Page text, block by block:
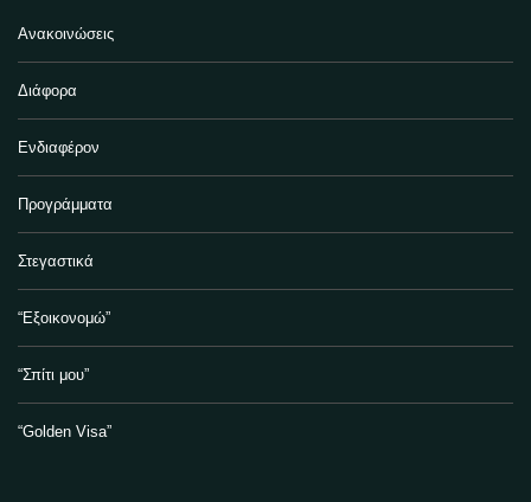
Ανακοινώσεις
Διάφορα
Ενδιαφέρον
Προγράμματα
Στεγαστικά
“Εξοικονομώ”
“Σπίτι μου”
“Golden Visa”